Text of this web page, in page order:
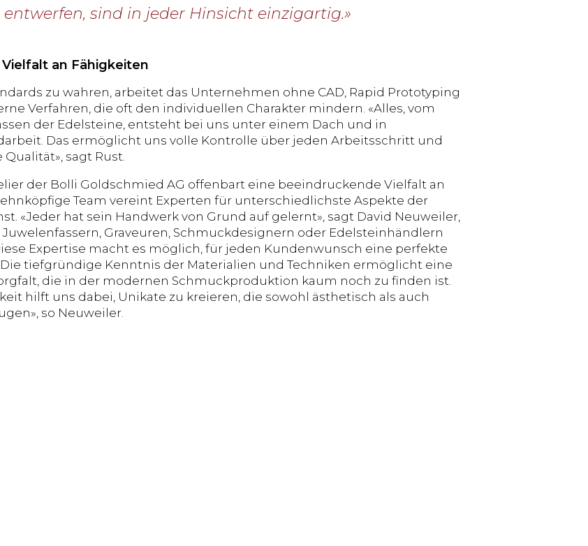
entwerfen, sind in jeder Hinsicht einzigartig.»
an Fähigkeiten
zu wahren, arbeitet das Unternehmen ohne CAD, Rapid Prototyping
Verfahren, die oft den individuellen Charakter mindern. «Alles, vom
der Edelsteine, entsteht bei uns unter einem Dach und in
Das ermöglicht uns volle Kontrolle über jeden Arbeitsschritt und
sagt Rust.
der Bolli Goldschmied AG offenbart eine beeindruckende Vielfalt an
Team vereint Experten für unterschiedlichste Aspekte der
«Jeder hat sein Handwerk von Grund auf gelernt», sagt David Neuweiler,
Graveuren, Schmuckdesignern oder Edelsteinhändlern
Expertise macht es möglich, für jeden Kundenwunsch eine perfekte
tiefgründige Kenntnis der Materialien und Techniken ermöglicht eine
die in der modernen Schmuckproduktion kaum noch zu finden ist.
hilft uns dabei, Unikate zu kreieren, die sowohl ästhetisch als auch
so Neuweiler.